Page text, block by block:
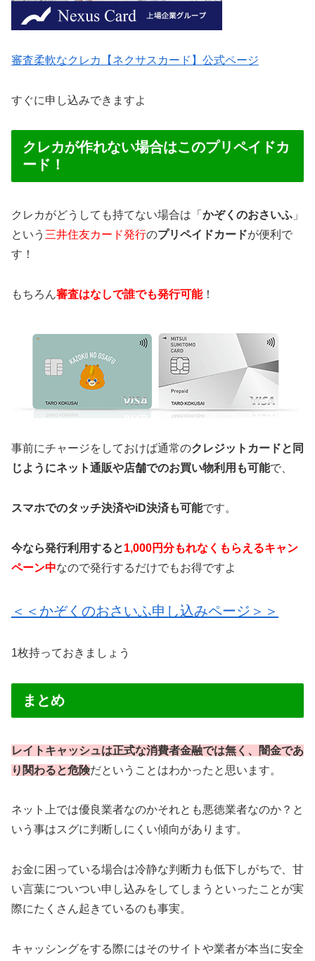
審査柔軟なクレカ【ネクサスカード】公式ページ
すぐに申し込みできますよ
クレカが作れない場合はこのプリペイドカ
ード！
クレカがどうしても持てない場合は「 かぞくのおさいふ 」
という 三井住友カード発行のプリペイドカードが便利で
す！
もちろん審査はなしで誰でも発行可能！
事前にチャージをしておけば通常のクレジットカードと同
じようにネット通販や店舗でのお買い物利用も可能で、
スマホでのタッチ決済やiD決済も可能です。
今なら発行利用すると1,000円分もれなくもらえるキャン
ペーン中なので発行するだけでもお得ですよ
＜＜かぞくのおさいふ申し込みページ＞＞
1枚持っておきましょう
まとめ
レイトキャッシュは正式な消費者金融では無く、闇金であ
り関わると危険だということはわかったと思います。
ネット上では優良業者なのかそれとも悪徳業者なのか？と
いう事はスグに判断しにくい傾向があります。
お金に困っている場合は冷静な判断力も低下しがちで、甘
い言葉についつい申し込みをしてしまうといったことが実
際にたくさん起きているのも事実。
キャッシングをする際にはそのサイトや業者が本当に安全